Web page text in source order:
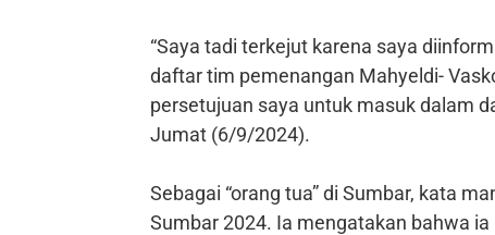
“Saya tadi terkejut karena saya
daftar tim pemenangan Mahyeldi-
persetujuan saya untuk masuk dalam
Jumat (6/9/2024).
Sebagai “orang tua” di Sumbar, kata
Sumbar 2024. Ia mengatakan bahwa